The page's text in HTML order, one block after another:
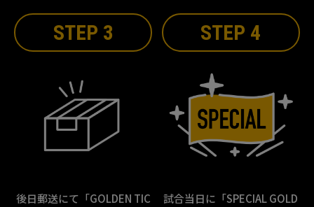
STEP 3
後日郵送にて「GOLDEN TIC
STEP 4
試合当日に「SPECIAL GOLD